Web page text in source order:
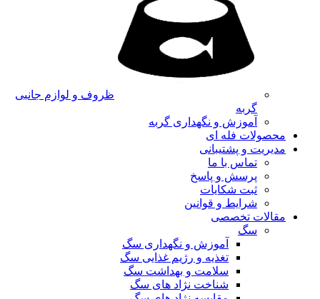
ظروف و لوازم جانبی
گربه
آموزش و نگهداری گربه
محصولات فله ای
مدیریت و پشتیبانی
تماس با ما
پرسش و پاسخ
ثبت شکایات
شرایط و قوانین
مقالات تخصصی
سگ
آموزش و نگهداری سگ
تغذیه و رژیم غذایی سگ
سلامت و بهداشت سگ
شناخت نژاد های سگ